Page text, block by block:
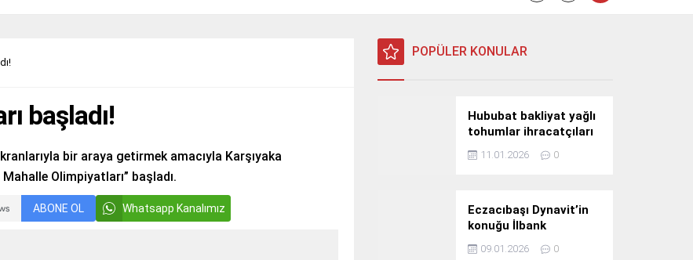
başladı!
bir araya getirmek amacıyla Karşıyaka
Olimpiyatları” başladı.
ABONE OL Whatsapp Kanalımız
POPÜLER KONULAR
Hububat bakliyat yağlı
tohumlar ihracatçıları
Güney Kore yolcusu
11.01.2026 0
Eczacıbaşı Dynavit’in
konuğu İlbank
09.01.2026 0